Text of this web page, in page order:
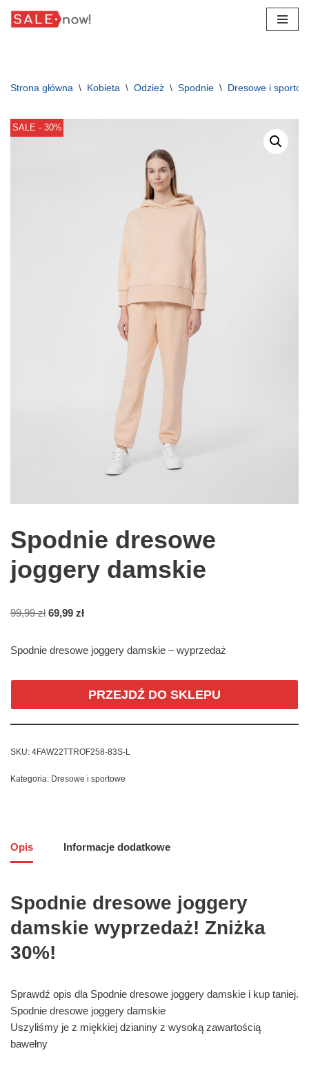
Strona główna \ Kobieta \ Odzież \ Spodnie \ Dresowe i
SALE - 30%
Spodnie dresowe
joggery damskie
99,99zł 69,99 zł
Spodnie dresowe joggery damskie – wyprzedaż
PRZEJDŹ DO SKLEPU
SKU: 4FAW22TTROF258-83S-L
Kategoria: Dresowe i sportowe
Opis Informacje dodatkowe
Spodnie dresowe joggery
damskie wyprzedaż! Zniżka
30%!
Sprawdź opis dla Spodnie dresowe joggery damskie i kup taniej.
Spodnie dresowe joggery damskie
Uszyliśmy je z miękkiej dzianiny z wysoką zawartością
bawełny